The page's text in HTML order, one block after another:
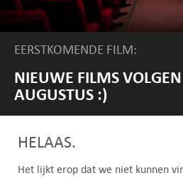
EERSTKOMENDE FILM:
NIEUWE FILMS
AUGUSTUS :)
HELAAS.
Het lijkt erop dat we niet kunnen